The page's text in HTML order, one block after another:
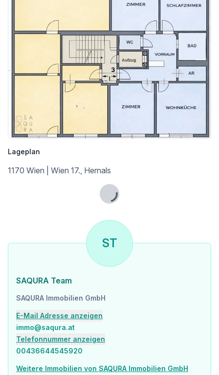
Lageplan
1170 Wien | Wien 17., Hernals
Lade...
ST
SAQURA Team
SAQURA Immobilien GmbH
E-Mail Adresse anzeigen
immo@saqura.at
Telefonnummer anzeigen
00436644545920
Weitere Immobilien von SAQURA Immobilien GmbH